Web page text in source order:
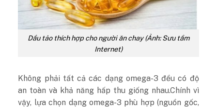
Dầu tảo thích hợp cho người ăn chay (Ảnh: Sưu tầm
Internet)
Không phải tất cả các dạng omega-3 đều có độ
an toàn và khả năng hấp thu giống nhau.Chính vì
vậy, lựa chọn dạng omega-3 phù hợp (nguồn gốc,